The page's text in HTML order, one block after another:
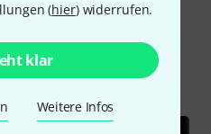
(hier) widerrufen.
klar
Weitere Infos
Videos